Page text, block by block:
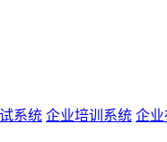
系统 企业培训系统 企业